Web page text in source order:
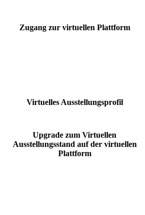
Zugang zur virtuellen Plattform
Virtuelles Ausstellungsprofil
Upgrade zum Virtuellen
Ausstellungsstand auf der virtuellen
Plattform